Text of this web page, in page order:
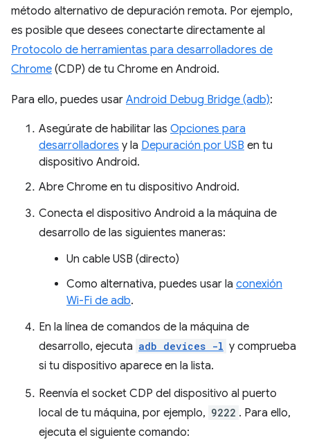
método alternativo de depuración remota. Por ejemplo,
es posible que desees conectarte directamente al
Protocolo de herramientas para desarrolladores de
Chrome (CDP) de tu Chrome en Android.
Para ello, puedes usar Android Debug Bridge (adb):
Asegúrate de habilitar las Opciones para
desarrolladores y la Depuración por USB en tu
dispositivo Android.
Abre Chrome en tu dispositivo Android.
Conecta el dispositivo Android a la máquina de
desarrollo de las siguientes maneras:
Un cable USB (directo)
Como alternativa, puedes usar la conexión
Wi-Fi de adb.
En la línea de comandos de la máquina de
desarrollo, ejecuta adb devices -l y comprueba
si tu dispositivo aparece en la lista.
Reenvía el socket CDP del dispositivo al puerto
local de tu máquina, por ejemplo, 9222 . Para ello,
ejecuta el siguiente comando: